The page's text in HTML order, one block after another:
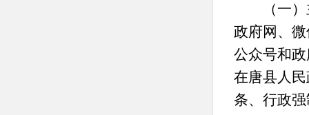
（一）主
政府网、
公众号和
在唐县人
条、行政